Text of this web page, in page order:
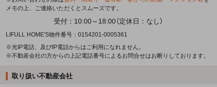
メモの上、ご連絡いただくとスムーズです。
受付：10:00～18:00（定休日：なし）
LIFULL HOME'S物件番号：0154201-0005361
※光IP電話、及びIP電話からはご利用になれません。
※不動産会社の方からの上記電話番号によるお問合せはお断りしております。
取り扱い不動産会社